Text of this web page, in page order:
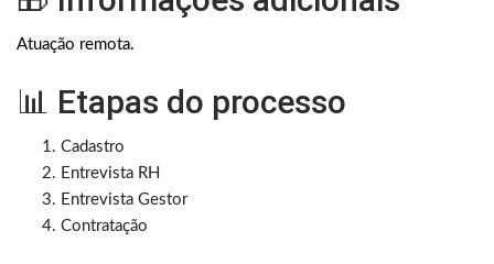
Atuação remota.
📊 Etapas do processo
Cadastro
Entrevista RH
Entrevista Gestor
Contratação